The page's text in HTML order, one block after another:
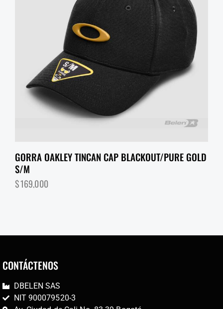
GORRA OAKLEY TINCAN CAP BLACKOUT/PURE GOLD
S/M
$169,000
CONTÁCTENOS
DBELEN SAS
NIT 900079520-3